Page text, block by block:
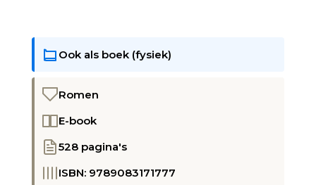
Ook als boek (fysiek)
Romen
E-book
528 pagina's
ISBN: 9789083171777